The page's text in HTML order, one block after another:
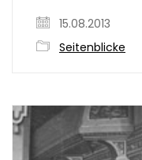
15.08.2013
Seitenblicke